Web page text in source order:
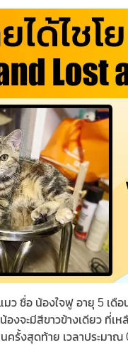
ว ชื่อ น้องใจฟู อายุ 5 เดื
องจะมีสีขาวข้างเดียว ที่เ
ครั้งสุดท้าย เวลาประมา